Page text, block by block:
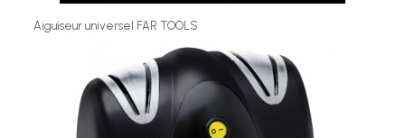
Aiguiseur universel FAR TOOLS